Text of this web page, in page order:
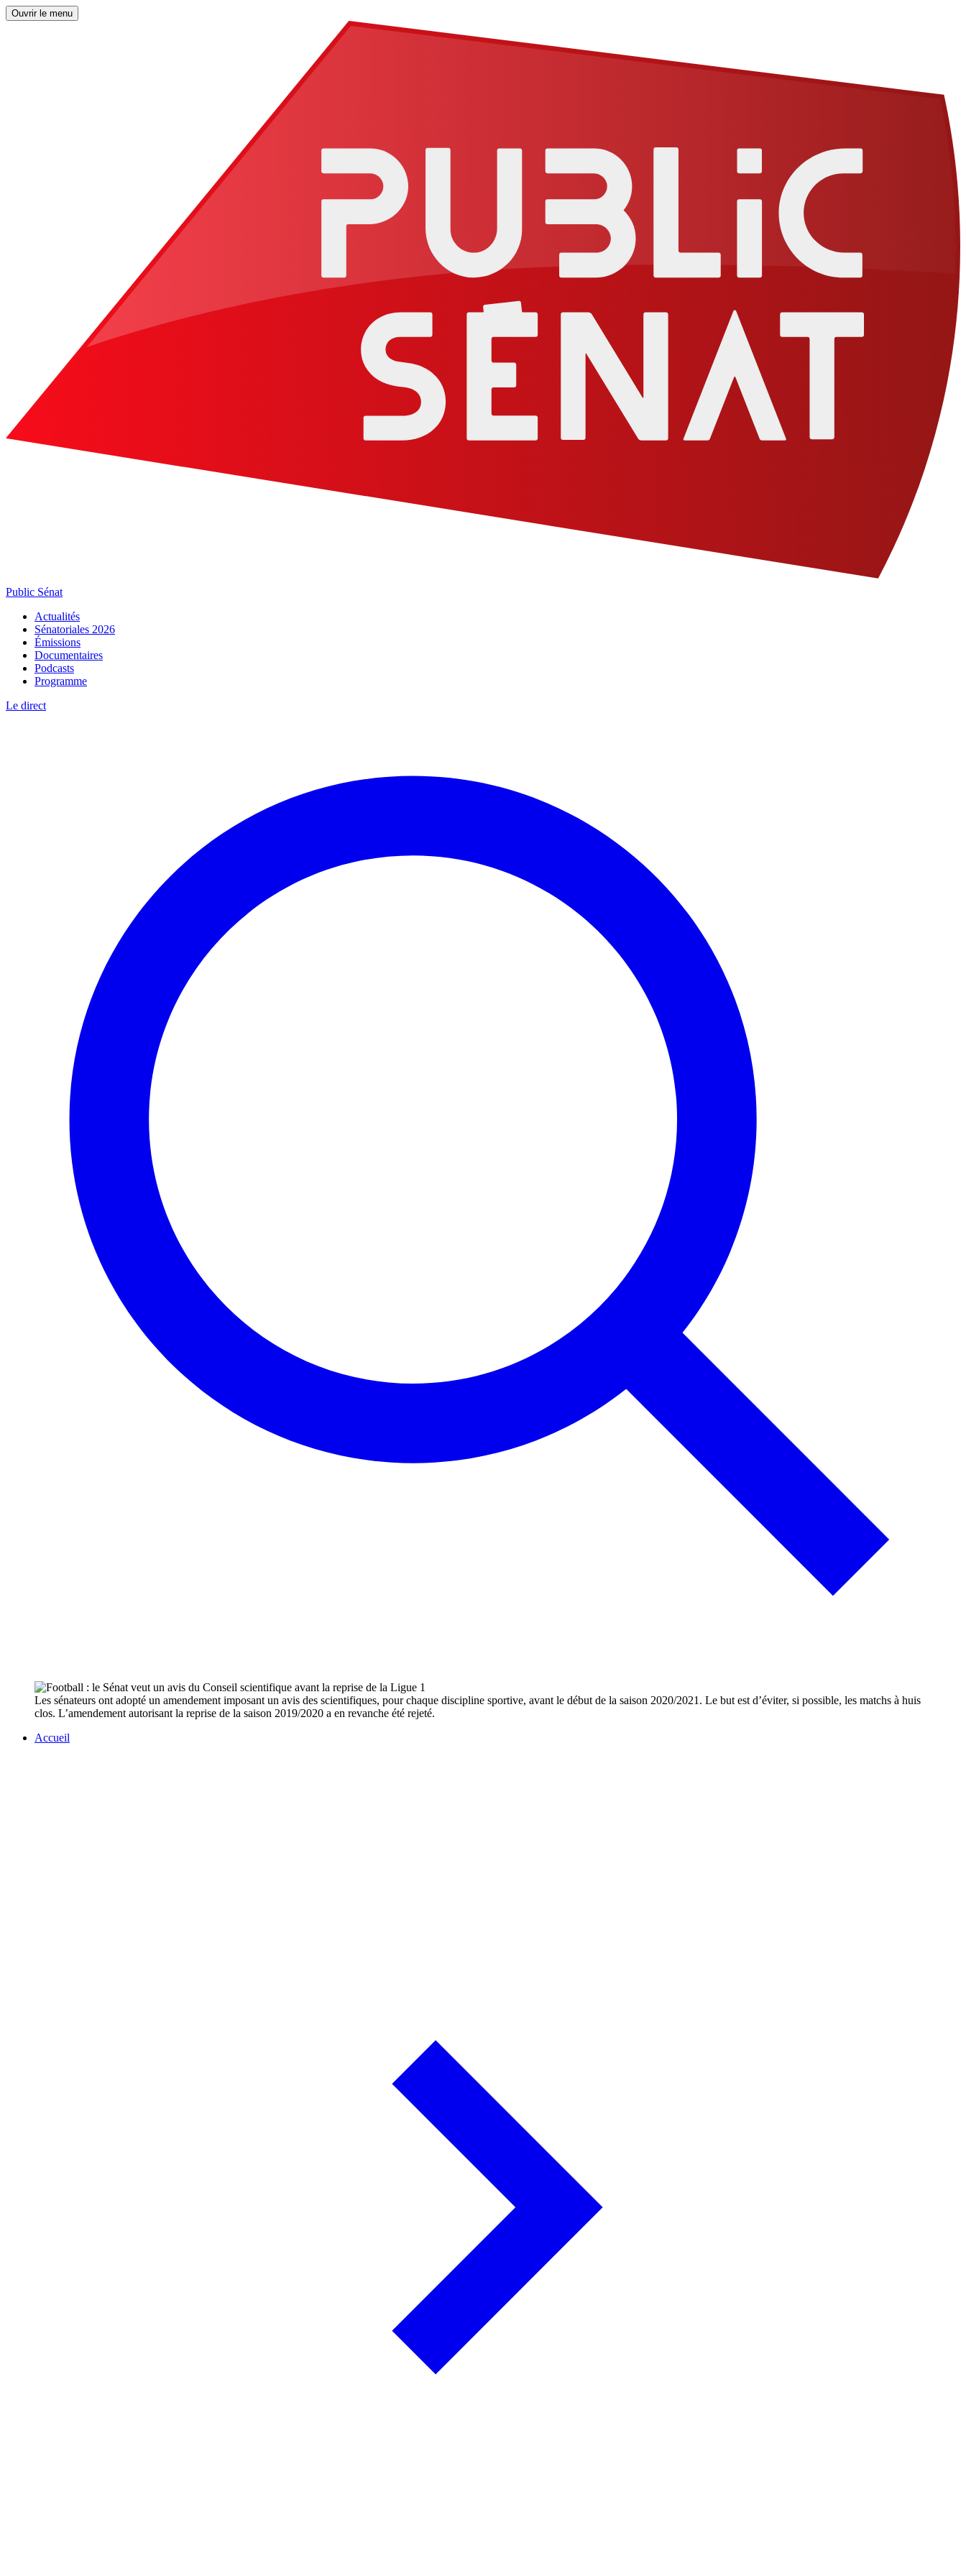
Ouvrir le menu
Public Sénat
Actualités
Sénatoriales 2026
Émissions
Documentaires
Podcasts
Programme
Le direct
Les sénateurs ont adopté un amendement imposant un avis des scientifiques, pour chaque discipline sportive, avant le début de la saison 2020/2021. Le but est d’éviter, si possible, les matchs à huis
clos. L’amendement autorisant la reprise de la saison 2019/2020 a en revanche été rejeté.
Accueil